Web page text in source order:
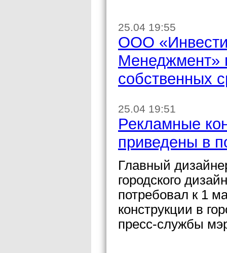
25.04 19:55
ООО
Менеджмент»
собственных
25.04 19:51
Рекламные
приведены в
Главный
городского
потребовал к 1
конструкции в
пресс-службы